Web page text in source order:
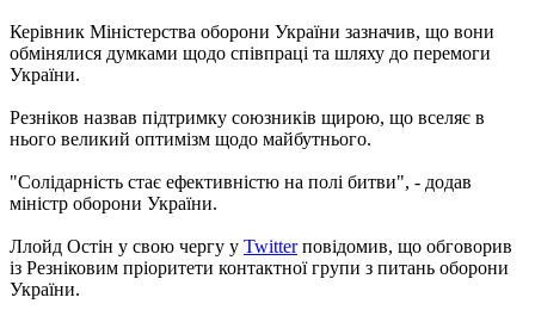
Керівник Міністерства оборони України зазначив, що вони
обмінялися думками щодо співпраці та шляху до перемоги
України.
Резніков назвав підтримку союзників щирою, що вселяє в
нього великий оптимізм щодо майбутнього.
"Солідарність стає ефективністю на полі битви", - додав
міністр оборони України.
Ллойд Остін у свою чергу у Twitterповідомив, що обговорив
із Резніковим пріоритети контактної групи з питань оборони
України.